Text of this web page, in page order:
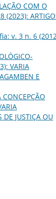
COM O
(2023):
v. 3 n. 6
VARIA
E
DE JUSTIÇA OU